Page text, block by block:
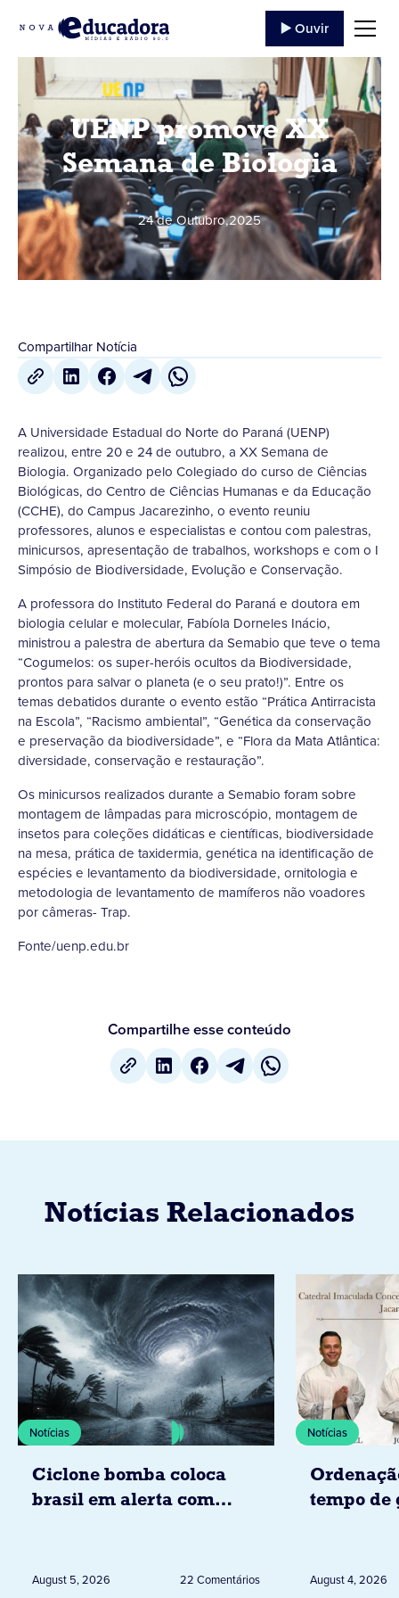
▶️ Ouvir
UENP promove XX
Semana de Biologia
24 de Outubro,2025
Compartilhar Notícia
A Universidade Estadual do Norte do Paraná (UENP)
realizou, entre 20 e 24 de outubro, a XX Semana de
Biologia. Organizado pelo Colegiado do curso de Ciências
Biológicas, do Centro de Ciências Humanas e da Educação
(CCHE), do Campus Jacarezinho, o evento reuniu
professores, alunos e especialistas e contou com palestras,
minicursos, apresentação de trabalhos, workshops e com o I
Simpósio de Biodiversidade, Evolução e Conservação.
A professora do Instituto Federal do Paraná e doutora em
biologia celular e molecular, Fabíola Dorneles Inácio,
ministrou a palestra de abertura da Semabio que teve o tema
“Cogumelos: os super-heróis ocultos da Biodiversidade,
prontos para salvar o planeta (e o seu prato!)”. Entre os
temas debatidos durante o evento estão “Prática Antirracista
na Escola”, “Racismo ambiental”, “Genética da conservação
e preservação da biodiversidade”, e “Flora da Mata Atlântica:
diversidade, conservação e restauração”.
Os minicursos realizados durante a Semabio foram sobre
montagem de lâmpadas para microscópio, montagem de
insetos para coleções didáticas e científicas, biodiversidade
na mesa, prática de taxidermia, genética na identificação de
espécies e levantamento da biodiversidade, ornitologia e
metodologia de levantamento de mamíferos não voadores
por câmeras- Trap.
Fonte/uenp.edu.br
Compartilhe esse conteúdo
Notícias Relacionados
Notícias
Ciclone bomba coloca
brasil em alerta com
dias 6 e 8 de agosto
August 5, 2026 22 Comentários
Notícias
tempo de
August 4, 2026